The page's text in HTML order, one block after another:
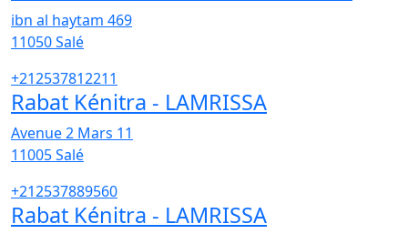
ibn al haytam 469
11050Salé
+212537812211
Rabat Kénitra - LAMRISSA
Avenue 2 Mars 11
11005Salé
+212537889560
Rabat Kénitra - LAMRISSA